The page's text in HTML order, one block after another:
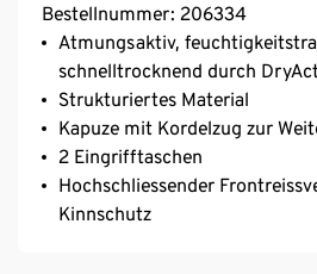
Bestellnummer: 206334
Atmungsaktiv,
schnelltrocknend durch
Strukturiertes Material
Kapuze mit Kordelzug zur
2 Eingrifftaschen
Hochschliessender
Kinnschutz